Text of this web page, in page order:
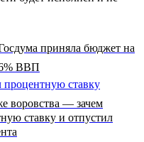
приняла бюджет на
ВВП
воровства — зачем
ставку и отпустил